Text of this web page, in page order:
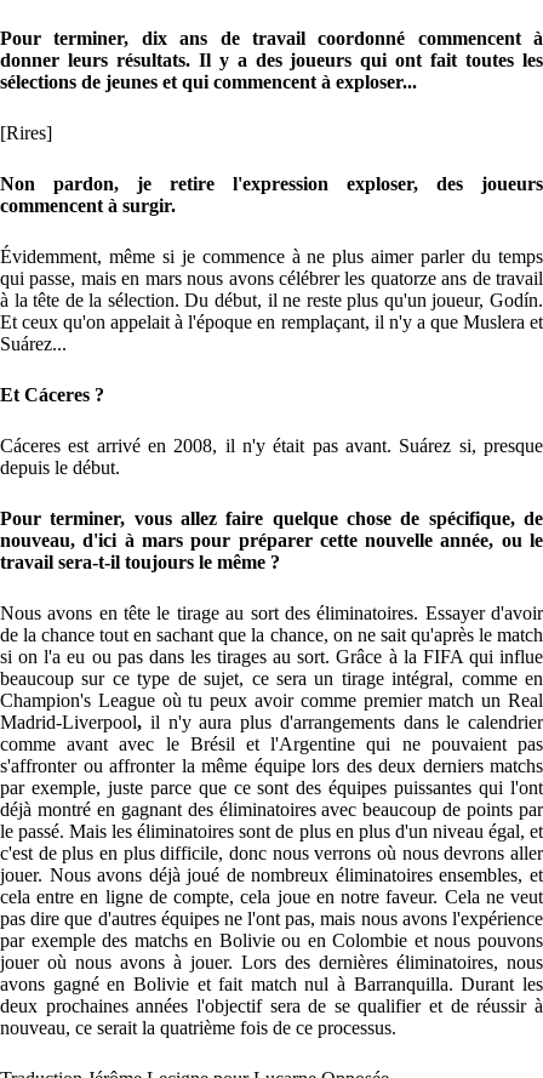
Pour terminer, dix ans de travail coordonné commencent à
donner leurs résultats. Il y a des joueurs qui ont fait toutes les
sélections de jeunes et qui commencent à exploser...
[Rires]
Non pardon, je retire l'expression exploser, des joueurs
commencent à surgir.
Évidemment, même si je commence à ne plus aimer parler du temps
qui passe, mais en mars nous avons célébrer les quatorze ans de travail
à la tête de la sélection. Du début, il ne reste plus qu'un joueur, Godín.
Et ceux qu'on appelait à l'époque en remplaçant, il n'y a que Muslera et
Suárez...
Et Cáceres ?
Cáceres est arrivé en 2008, il n'y était pas avant. Suárez si, presque
depuis le début.
Pour terminer, vous allez faire quelque chose de spécifique, de
nouveau, d'ici à mars pour préparer cette nouvelle année, ou le
travail sera-t-il toujours le même ?
Nous avons en tête le tirage au sort des éliminatoires. Essayer d'avoir
de la chance tout en sachant que la chance, on ne sait qu'après le match
si on l'a eu ou pas dans les tirages au sort. Grâce à la FIFA qui influe
beaucoup sur ce type de sujet, ce sera un tirage intégral, comme en
Champion's League où tu peux avoir comme premier match un Real
Madrid-Liverpool, il n'y aura plus d'arrangements dans le calendrier
comme avant avec le Brésil et l'Argentine qui ne pouvaient pas
s'affronter ou affronter la même équipe lors des deux derniers matchs
par exemple, juste parce que ce sont des équipes puissantes qui l'ont
déjà montré en gagnant des éliminatoires avec beaucoup de points par
le passé. Mais les éliminatoires sont de plus en plus d'un niveau égal, et
c'est de plus en plus difficile, donc nous verrons où nous devrons aller
jouer. Nous avons déjà joué de nombreux éliminatoires ensembles, et
cela entre en ligne de compte, cela joue en notre faveur. Cela ne veut
pas dire que d'autres équipes ne l'ont pas, mais nous avons l'expérience
par exemple des matchs en Bolivie ou en Colombie et nous pouvons
jouer où nous avons à jouer. Lors des dernières éliminatoires, nous
avons gagné en Bolivie et fait match nul à Barranquilla. Durant les
deux prochaines années l'objectif sera de se qualifier et de réussir à
nouveau, ce serait la quatrième fois de ce processus.